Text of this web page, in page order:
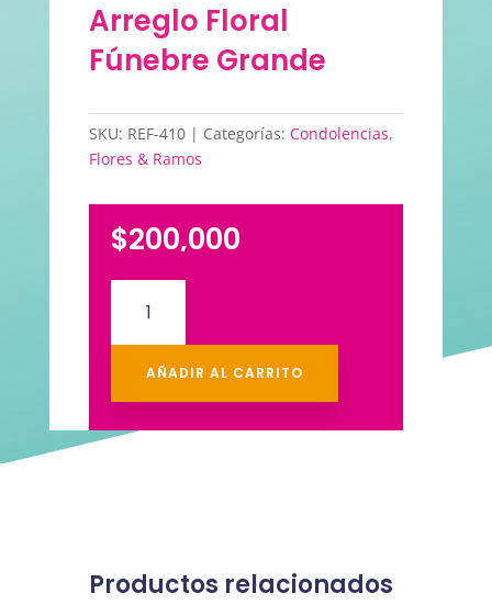
Arreglo Floral
Fúnebre Grande
SKU: REF-410 Categorías: Condolencias,
Flores & Ramos
$200,000
Floral
Fúnebre
GrandeAÑADIR AL CARRITO
Productos relacionados